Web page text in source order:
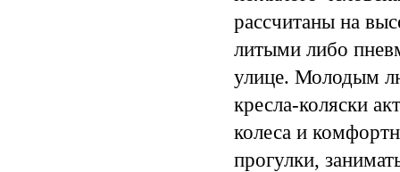
рассчитаны на
литыми либо
улице. Молодым
кресла-коляски
колеса и
прогулки,